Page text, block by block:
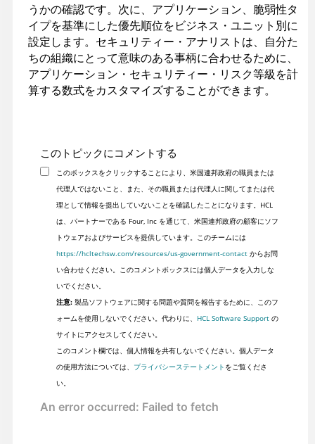
うかの確認です。次に、アプリケーション、脆弱性タ
イプを基準にした優先順位をビジネス・ユニット別に
設定します。セキュリティー・アナリストは、自分た
ちの組織にとって意味のある事柄に合わせるために、
アプリケーション・セキュリティー・リスク等級を計
算する数式をカスタマイズすることができます。
このトピックにコメントする
このボックスをクリックすることにより、米国連邦政府の職員または
代理人ではないこと、また、その職員または代理人に関してまたは代
理として情報を提出していないことを確認したことになります。HCL
は、パートナーである Four, Inc を通じて、米国連邦政府の顧客にソフ
トウェアおよびサービスを提供しています。このチームには
https://hcltechsw.com/resources/us-government-contactからお問
い合わせください。このコメントボックスには個人データを入力しな
いでください。
注意:製品ソフトウェアに関する問題や質問を報告するために、このフ
ォームを使用しないでください。代わりに、 HCL Software Supportの
サイトにアクセスしてください。
このコメント欄では、個人情報を共有しないでください。個人データ
の使用方法については、 プライバシーステートメント をご覧くださ
い。